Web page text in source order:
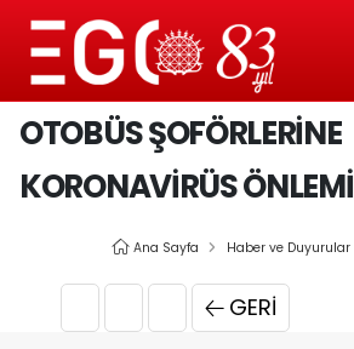
OTOBÜS ŞOFÖRLERİNE
KORONAVİRÜS ÖNLEMİ
Ana Sayfa Haber ve Duyurular
GERI